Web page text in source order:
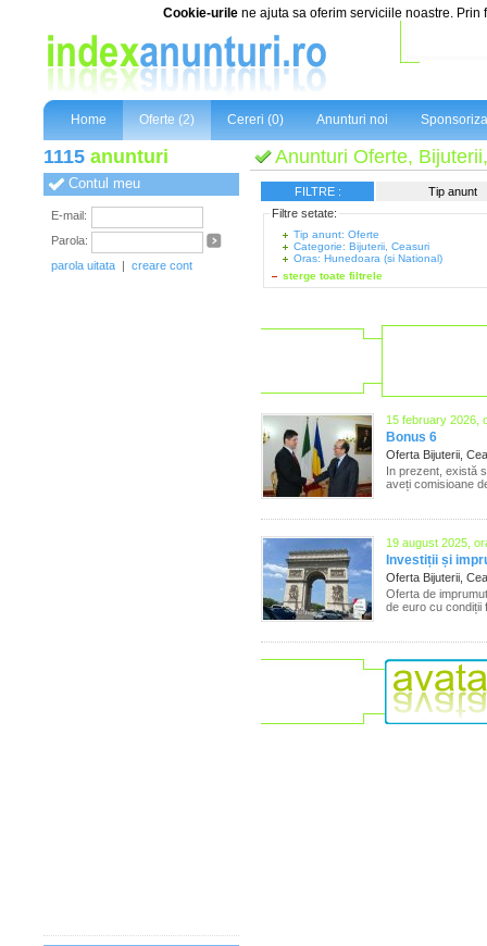
Cookie-urile ne ajuta sa oferim serviciile noastre.
Home Oferte (2) Cereri (0) Anunturi noi
1115 anunturi
Contul meu
E-mail:
Parola:
parola uitata | creare cont
Anunturi Oferte,
FILTRE :
Tip anunt
Filtre setate:
Tip anunt: Oferte
Categorie: Bijuterii, Ceasuri
Oras: Hunedoara (si National)
sterge toate filtrele
15 february 2026,
Bonus 6
Oferta Bijuterii,
In prezent, există
aveți comisioane
19 august 2025,
Investiții și
Oferta Bijuterii,
Oferta de
de euro cu condiții